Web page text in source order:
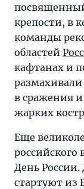
крепости, в
команды
областей
кафтанах и
в сражения
жарких
Еще
День России.
стартуют из